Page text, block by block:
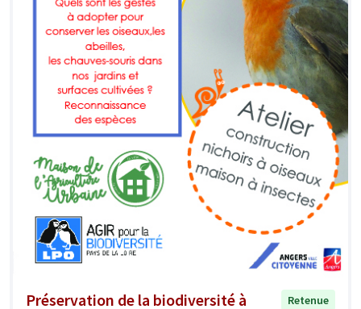
Préservation de la biodiversité à Retenue